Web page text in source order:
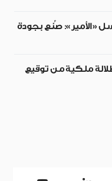
صُنع بجودة
ملكية من توقيع